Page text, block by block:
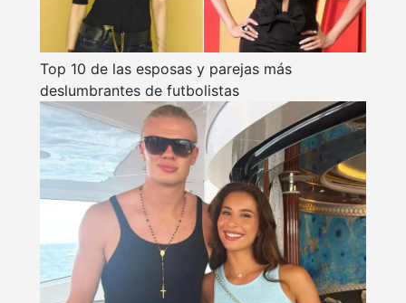
Top 10 de las esposas y parejas más
deslumbrantes de futbolistas